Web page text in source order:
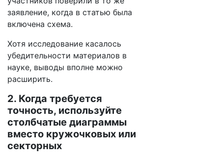
заявление, когда в статью была
включена схема.
Хотя исследование касалось
убедительности материалов в
науке, выводы вполне можно
расширить.
2. Когда требуется
точность, используйте
столбчатые диаграммы
вместо кружочковых или
секторных